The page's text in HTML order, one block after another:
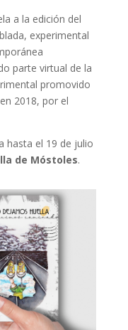
a la edición del
experimental
parte virtual de la
promovido
2018, por el
hasta el 19 de julio
de Móstoles.